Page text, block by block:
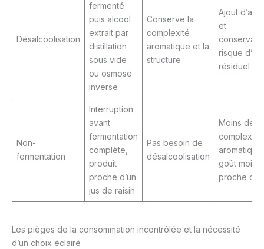
Désalcoolisation
fermenté
puis alcool
extrait par
distillation
sous vide
ou osmose
inverse
Conserve la
complexité
aromatique et la
structure
Ajout
et
risque
résiduel
Non-
fermentation
Interruption
avant
fermentation
complète,
produit
proche d’un
jus de raisin
Pas besoin de
désalcoolisation
Moins de
complexité
aromatique,
goût moins
proche du
Les pièges de la consommation incontrôlée et la nécessité
d’un choix éclairé